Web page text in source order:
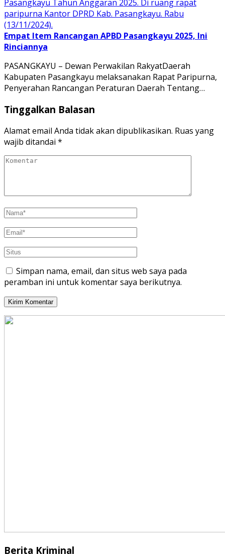
Empat Item Rancangan APBD Pasangkayu 2025, Ini
Rinciannya
PASANGKAYU – Dewan Perwakilan RakyatDaerah
Kabupaten Pasangkayu melaksanakan Rapat Paripurna,
Penyerahan Rancangan Peraturan Daerah Tentang…
Tinggalkan Balasan
Alamat email Anda tidak akan dipublikasikan. Ruas yang
wajib ditandai *
Simpan nama, email, dan situs web saya pada
peramban ini untuk komentar saya berikutnya.
Berita Kriminal